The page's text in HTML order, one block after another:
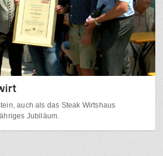
auch als das Steak Wirtshaus
Jubiläum.